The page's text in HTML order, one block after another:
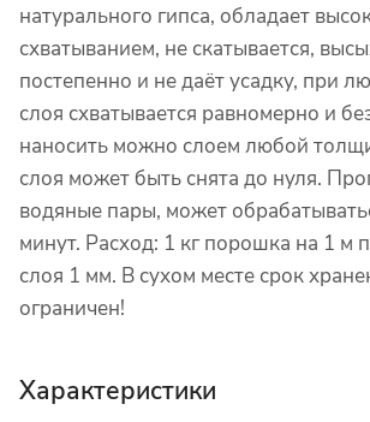
натурального гипса, обладает
схватыванием, не скатывается,
постепенно и не даёт усадку, при
слоя схватывается равномерно и
наносить можно слоем любой
слоя может быть снята до нуля.
водяные пары, может
минут. Расход: 1 кг порошка на 1 м
слоя 1 мм. В сухом месте срок
ограничен!
Характеристики